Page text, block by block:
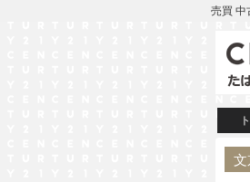
売買 中
文